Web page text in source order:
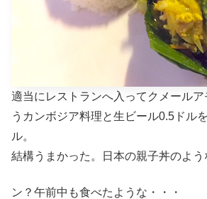
適当にレストランへ入ってクメール
うカンボジア料理と生ビール0.5ドル
ル。
結構うまかった。日本の親子丼のよう
ン？午前中も食べたような・・・